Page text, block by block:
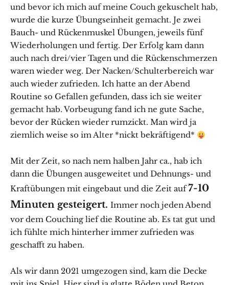
und bevor ich mich auf meine Couch gekuschelt hab,
wurde die kurze Übungseinheit gemacht. Je zwei
Bauch- und Rückenmuskel Übungen, jeweils fünf
Wiederholungen und fertig. Der Erfolg kam dann
auch nach drei/vier Tagen und die Rückenschmerzen
waren wieder weg. Der Nacken/Schulterbereich war
auch wieder zufrieden. Ich hatte an der Abend
Routine so Gefallen gefunden, dass ich sie weiter
gemacht hab. Vorbeugung fand ich ne gute Sache,
bevor der Rücken wieder rumzickt. Man wird ja
ziemlich weise so im Alter *nickt bekräftigend*
Mit der Zeit, so nach nem halben Jahr ca., hab ich
dann die Übungen ausgeweitet und Dehnungs- und
Kraftübungen mit eingebaut und die Zeit auf7-10
Minuten gesteigert. Immer noch jeden Abend
vor dem Couching lief die Routine ab. Es tat gut und
ich fühlte mich hinterher immer zufrieden was
geschafft zu haben.
Als wir dann 2021 umgezogen sind, kam die Decke